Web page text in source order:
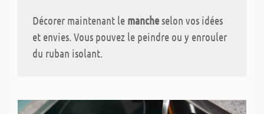
Décorer maintenant le manche selon vos idées
et envies. Vous pouvez le peindre ou y enrouler
du ruban isolant.